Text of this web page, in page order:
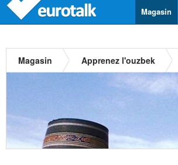
Magasin
Magasin Apprenez l'ouzbek